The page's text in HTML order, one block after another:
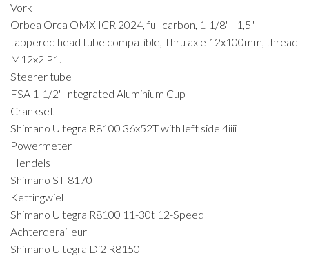
Vork
Orbea Orca OMX ICR 2024, full carbon, 1-1/8" - 1,5"
tappered head tube compatible, Thru axle 12x100mm, thread
M12x2 P1.
Steerer tube
FSA 1-1/2" Integrated Aluminium Cup
Crankset
Shimano Ultegra R8100 36x52T with left side 4iiii
Powermeter
Hendels
Shimano ST-8170
Kettingwiel
Shimano Ultegra R8100 11-30t 12-Speed
Achterderailleur
Shimano Ultegra Di2 R8150